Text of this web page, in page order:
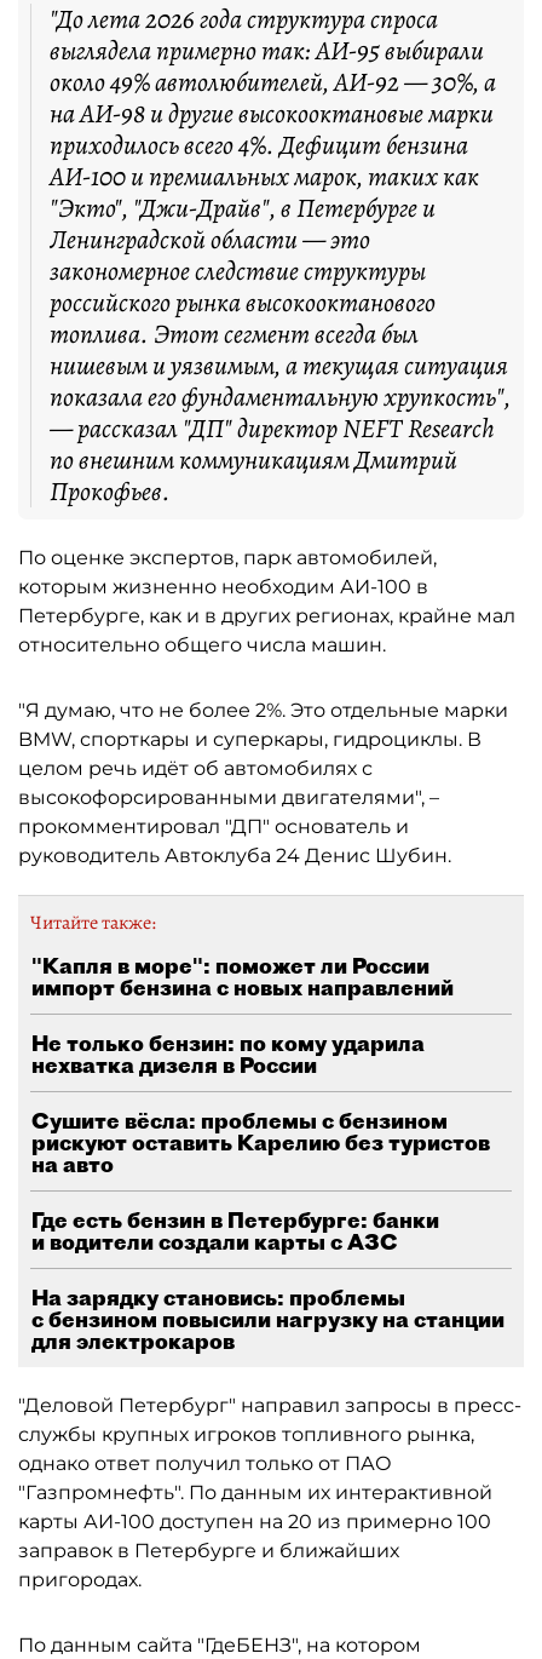
"До лета 2026 года структура спроса
выглядела примерно так: АИ-95 выбирали
около 49% автолюбителей, АИ-92 — 30%, а
на АИ-98 и другие высокооктановые марки
приходилось всего 4%. Дефицит бензина
АИ-100 и премиальных марок, таких как
"Экто", "Джи-Драйв", в Петербурге и
Ленинградской области — это
закономерное следствие структуры
российского рынка высокооктанового
топлива. Этот сегмент всегда был
нишевым и уязвимым, а текущая ситуация
показала его фундаментальную хрупкость",
— рассказал "ДП" директор NEFT Research
по внешним коммуникациям Дмитрий
Прокофьев.
По оценке экспертов, парк автомобилей,
которым жизненно необходим АИ-100 в
Петербурге, как и в других регионах, крайне мал
относительно общего числа машин.
"Я думаю, что не более 2%. Это отдельные марки
BMW, спорткары и суперкары, гидроциклы. В
целом речь идёт об автомобилях с
высокофорсированными двигателями", –
прокомментировал "ДП" основатель и
руководитель Автоклуба 24 Денис Шубин.
Читайте также:
"Капля в море": поможет ли России
импорт бензина с новых направлений
Не только бензин: по кому ударила
нехватка дизеля в России
Сушите вёсла: проблемы с бензином
рискуют оставить Карелию без туристов
на авто
Где есть бензин в Петербурге: банки
и водители создали карты с АЗС
На зарядку становись: проблемы
с бензином повысили нагрузку на станции
для электрокаров
"Деловой Петербург" направил запросы в пресс-
службы крупных игроков топливного рынка,
однако ответ получил только от ПАО
"Газпромнефть". По данным их интерактивной
карты АИ-100 доступен на 20 из примерно 100
заправок в Петербурге и ближайших
пригородах.
По данным сайта "ГдеБЕНЗ", на котором